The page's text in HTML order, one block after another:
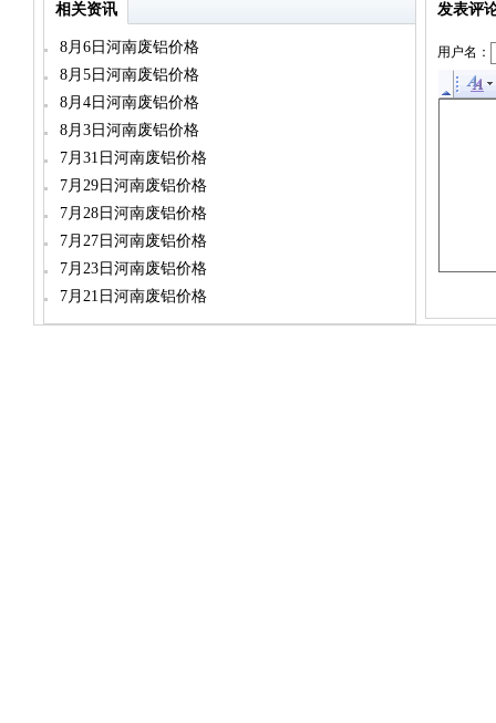
相关资讯
8月6日河南废铝价格
8月5日河南废铝价格
8月4日河南废铝价格
8月3日河南废铝价格
7月31日河南废铝价格
7月29日河南废铝价格
7月28日河南废铝价格
7月27日河南废铝价格
7月23日河南废铝价格
7月21日河南废铝价格
发表评
用户名：